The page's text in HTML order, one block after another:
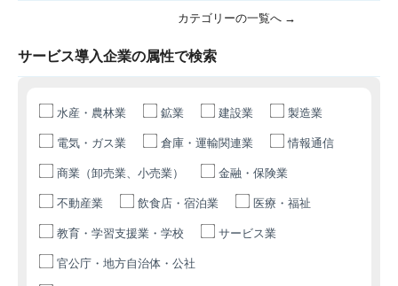
カテゴリーの一覧へ →
サービス導入企業の属性で検索
水産・農林業 鉱業 建設業 製造業
電気・ガス業 倉庫・運輸関連業 情報通信
商業（卸売業、小売業） 金融・保険業
不動産業 飲食店・宿泊業 医療・福祉
教育・学習支援業・学校 サービス業
官公庁・地方自治体・公社